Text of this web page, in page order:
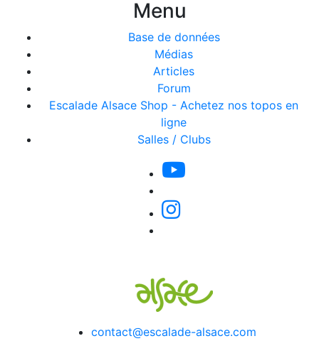
Menu
Base de données
Médias
Articles
Forum
Escalade Alsace Shop - Achetez nos topos en
ligne
Salles / Clubs
contact@escalade-alsace.com